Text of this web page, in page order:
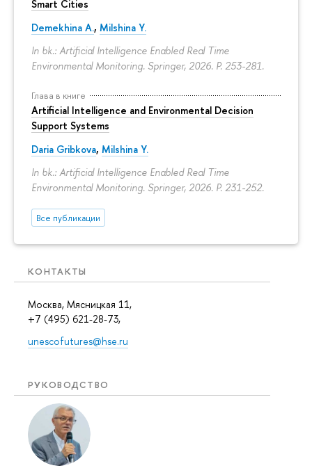
Smart Cities
Demekhina A., Milshina Y.
In bk.: Artificial Intelligence Enabled Real Time
Environmental Monitoring. Springer, 2026. P. 253-281.
Глава в книге
Artificial Intelligence and Environmental Decision
Support Systems
Daria Gribkova, Milshina Y.
In bk.: Artificial Intelligence Enabled Real Time
Environmental Monitoring. Springer, 2026. P. 231-252.
Все публикации
КОНТАКТЫ
Москва, Мясницкая 11,
+7 (495) 621-28-73,
unescofutures@hse.ru
РУКОВОДСТВО